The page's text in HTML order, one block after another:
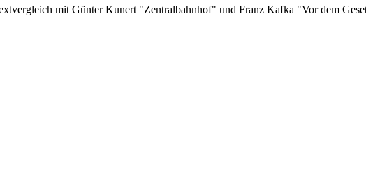
mit Günter Kunert "Zentralbahnhof" und Franz Kafka "Vor dem